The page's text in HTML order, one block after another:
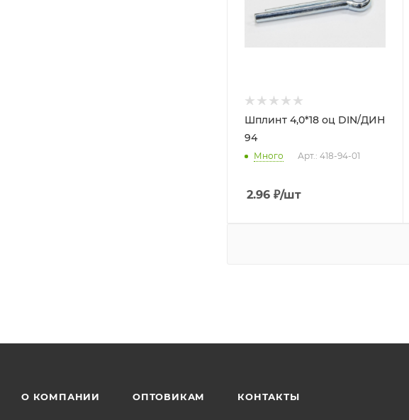
Шплинт 4,0*18 оц DIN/ДИН
94
Много Арт.: 418-94-01
2.96 ₽/шт
О КОМПАНИИ ОПТОВИКАМ КОНТАКТЫ